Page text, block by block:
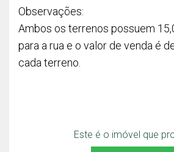
Observações:
Ambos os terrenos possuem
para a rua e o valor de venda é
cada terreno.
Este é o imóvel que